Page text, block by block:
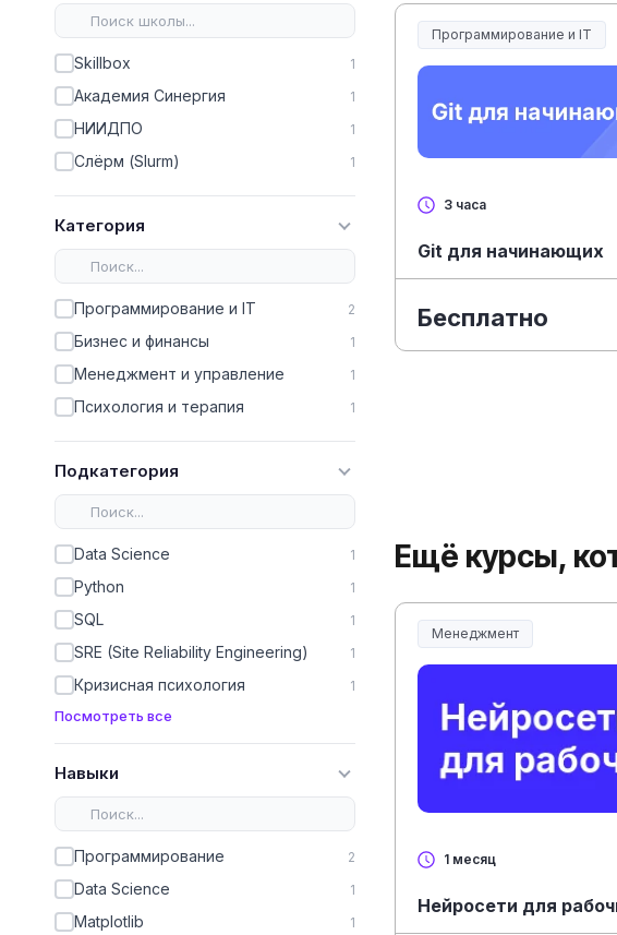
Skillbox 1
Академия Синергия 1
НИИДПО 1
Слёрм (Slurm) 1
Категория
Программирование и IT 2
Бизнес и финансы 1
Менеджмент и управление 1
Психология и терапия 1
Подкатегория
Data Science 1
Python 1
SQL 1
SRE (Site Reliability Engineering) 1
Кризисная психология 1
Посмотреть все
Навыки
Программирование 2
Data Science 1
Matplotlib 1
Программирование и IT
3 часа
Git для начинающих
Бесплатно
Ещё курсы,
Менеджмент
Менеджмент и управление
1 месяц
Нейросети для